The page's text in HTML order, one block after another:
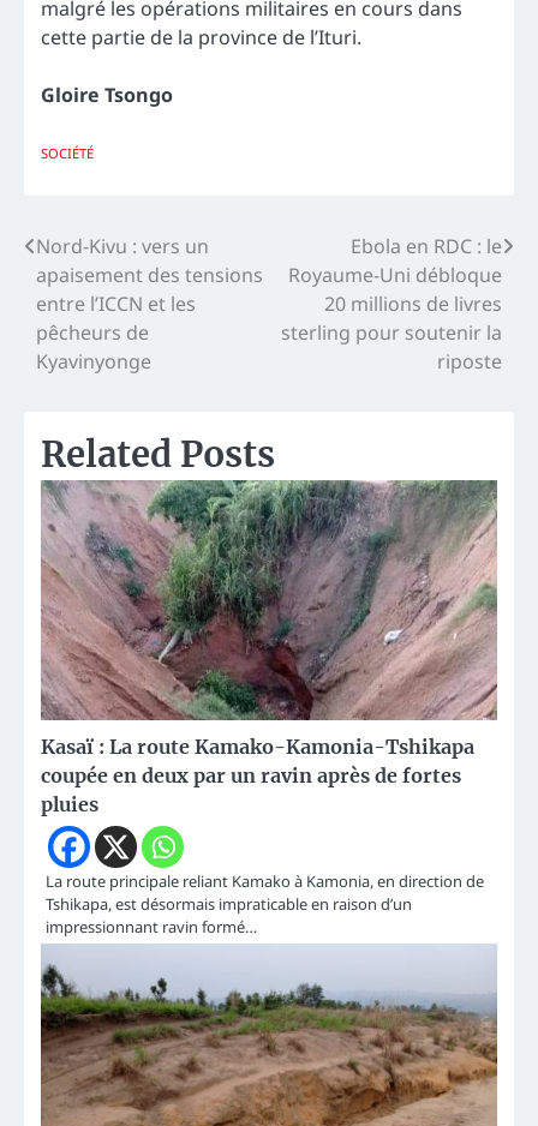
malgré les opérations militaires en cours dans
cette partie de la province de l’Ituri.
Gloire Tsongo
SOCIÉTÉ
Navigation
de
l’article
Nord-Kivu : vers un
apaisement des tensions
entre l’ICCN et les
pêcheurs de
Kyavinyonge
Ebola en RDC : le
Royaume-Uni débloque
20 millions de livres
sterling pour soutenir la
riposte
Related Posts
Kasaï : La route Kamako-Kamonia-Tshikapa
coupée en deux par un ravin après de fortes
pluies
La route principale reliant Kamako à Kamonia, en direction de
Tshikapa, est désormais impraticable en raison d’un
impressionnant ravin formé…